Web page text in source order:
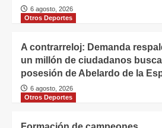
6 agosto, 2026
Otros Deportes
A contrarreloj: Demanda
un millón de ciudadanos
posesión de Abelardo de la
6 agosto, 2026
Otros Deportes